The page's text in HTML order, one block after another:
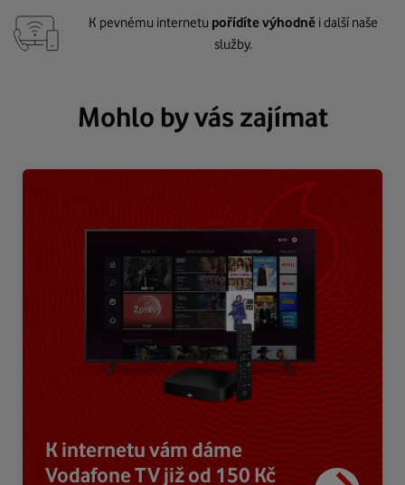
K pevnému internetu pořídíte výhodně i další naše
služby.
Mohlo by vás zajímat
K internetu vám dáme
Vodafone TV již od 150 Kč